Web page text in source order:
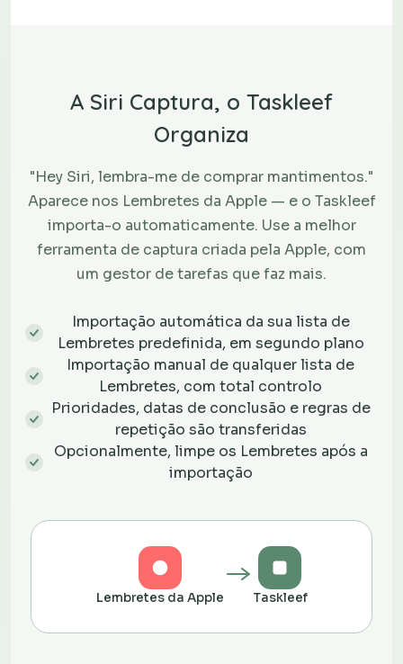
A Siri Captura, o Taskleef
Organiza
"Hey Siri, lembra-me de comprar mantimentos."
Aparece nos Lembretes da Apple — e o Taskleef
importa-o automaticamente. Use a melhor
ferramenta de captura criada pela Apple, com
um gestor de tarefas que faz mais.
Importação automática da sua lista de
Lembretes predefinida, em segundo plano
Importação manual de qualquer lista de
Lembretes, com total controlo
Prioridades, datas de conclusão e regras de
repetição são transferidas
Opcionalmente, limpe os Lembretes após a
importação
Lembretes da Apple Taskleef